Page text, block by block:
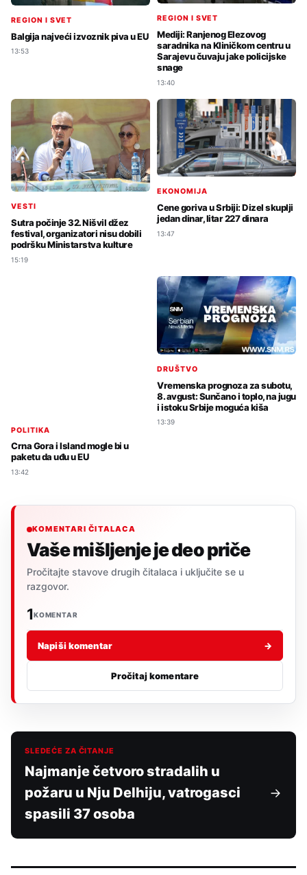
REGION I SVET
Balgija najveći izvoznik piva u EU
13:53
REGION I SVET
Mediji: Ranjenog Elezovog
saradnika na Kliničkom centru u
Sarajevu čuvaju jake policijske
snage
13:40
VESTI
Sutra počinje 32. Nišvil džez
festival, organizatori nisu dobili
podršku Ministarstva kulture
15:19
EKONOMIJA
Cene goriva u Srbiji: Dizel skuplji
jedan dinar, litar 227 dinara
13:47
POLITIKA
Crna Gora i Island mogle bi u
paketu da uđu u EU
13:42
DRUŠTVO
Vremenska prognoza za subotu,
8. avgust: Sunčano i toplo, na jugu
i istoku Srbije moguća kiša
13:39
KOMENTARI ČITALACA
Vaše mišljenje je deo priče
Pročitajte stavove drugih čitalaca i uključite se u
razgovor.
1KOMENTAR
Napiši komentar →
Pročitaj komentare
SLEDEĆE ZA ČITANJE
Najmanje četvoro stradalih u
požaru u Nju Delhiju, vatrogasci
spasili 37 osoba